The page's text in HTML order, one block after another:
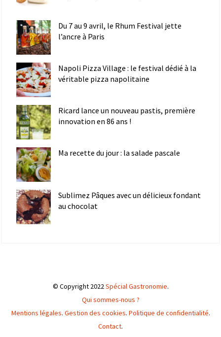
Du 7 au 9 avril, le Rhum Festival jette
l’ancre à Paris
Napoli Pizza Village : le festival dédié à la
véritable pizza napolitaine
Ricard lance un nouveau pastis, première
innovation en 86 ans !
Ma recette du jour : la salade pascale
Sublimez Pâques avec un délicieux fondant
au chocolat
© Copyright 2022Spécial Gastronomie.
Qui sommes-nous ?
Mentions légales. Gestion des cookies. Politique de confidentialité.
Contact.